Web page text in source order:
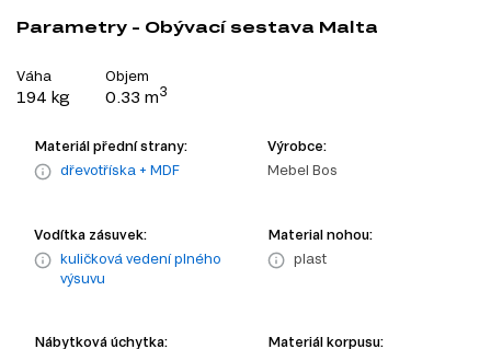
Parametry - Obývací sestava Malta
Váha
194 kg
Objem
0.33 m3
Materiál přední strany:
dřevotříska + MDF
Výrobce:
Mebel Bos
Vodítka zásuvek:
kuličková vedení plného
výsuvu
Material nohou:
plast
Nábytková úchytka:
Materiál korpusu: